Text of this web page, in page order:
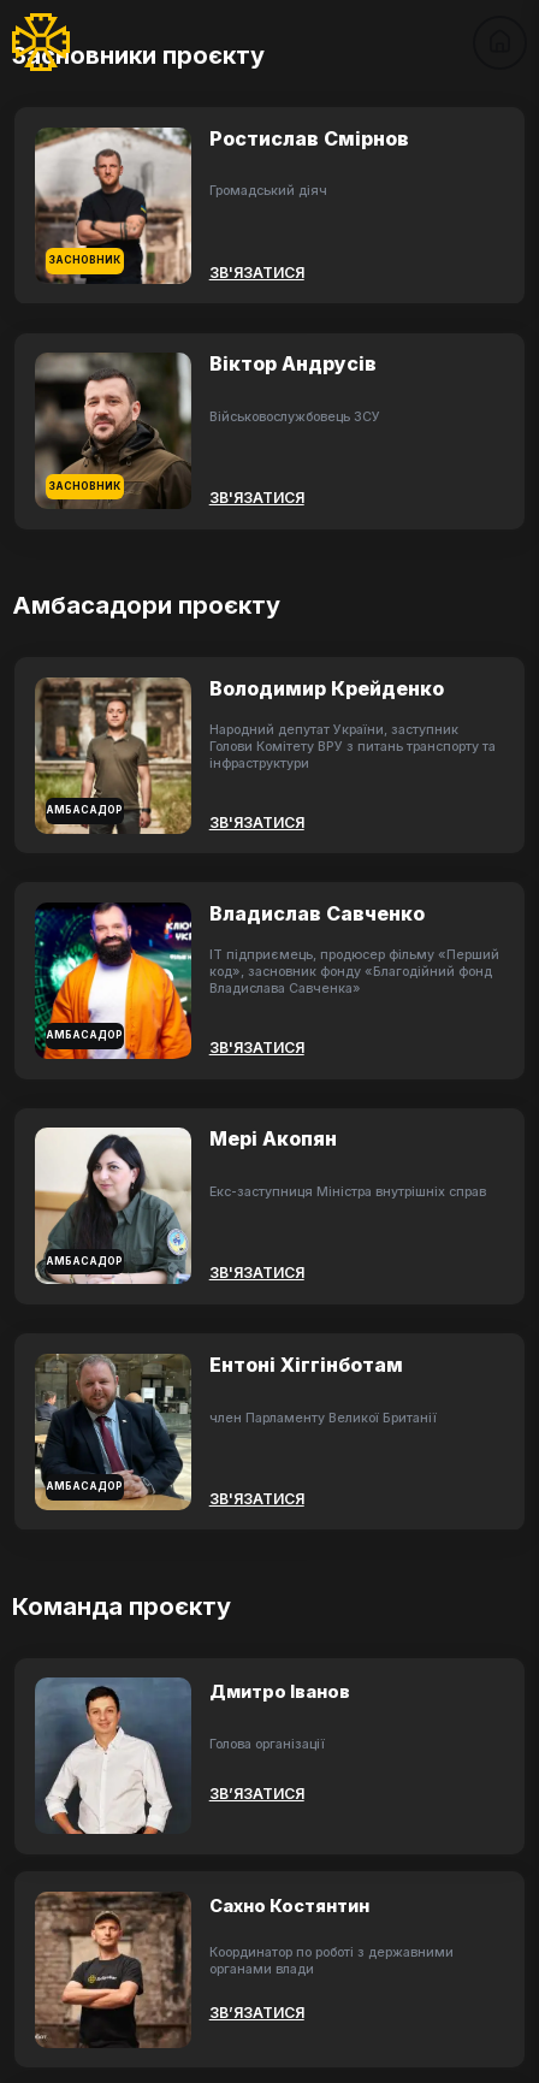
Засновники проєкту
ЗАСНОВНИК
Ростислав Смірнов
Громадський діяч
ЗВ'ЯЗАТИСЯ
ЗАСНОВНИК
Віктор Андрусів
Військовослужбовець ЗСУ
ЗВ'ЯЗАТИСЯ
Амбасадори проєкту
АМБАСАДОР
Володимир Крейденко
Народний депутат України, заступник
Голови Комітету ВРУ з питань транспорту та
інфраструктури
ЗВ'ЯЗАТИСЯ
АМБАСАДОР
Владислав Савченко
ІТ підприємець, продюсер фільму «Перший
код», засновник фонду «Благодійний фонд
Владислава Савченка»
ЗВ'ЯЗАТИСЯ
АМБАСАДОР
Мері Акопян
Екс-заступниця Міністра внутрішніх справ
ЗВ'ЯЗАТИСЯ
АМБАСАДОР
Ентоні Хіггінботам
член Парламенту Великої Британії
ЗВ'ЯЗАТИСЯ
Команда проєкту
Дмитро Іванов
Голова організації
ЗВ’ЯЗАТИСЯ
Сахно Костянтин
Координатор по роботі з державними
органами влади
ЗВ’ЯЗАТИСЯ